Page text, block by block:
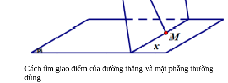
Cách tìm giao điểm của đường thẳng và mặt phẳng thường
dùng